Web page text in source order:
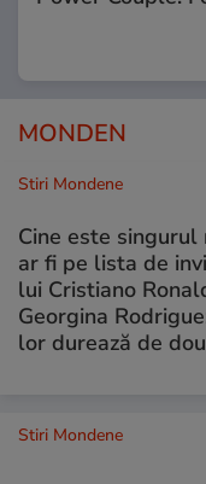
MONDEN
Stiri Mondene
Cine este singurul
ar fi pe lista de
lui Cristiano
Georgina
lor durează de
Stiri Mondene